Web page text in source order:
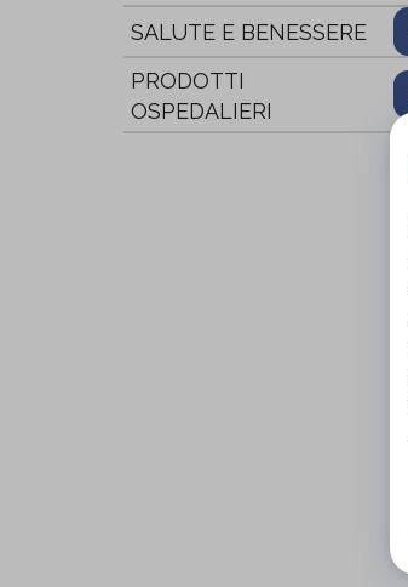
SALUTE E BENESSERE
PRODOTTI
OSPEDALIERI